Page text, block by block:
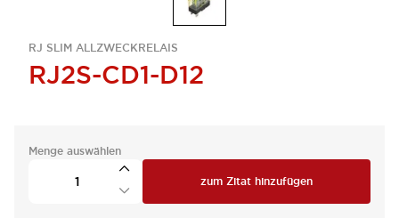
RJ SLIM ALLZWECKRELAIS
RJ2S-CD1-D12
Menge auswählen
zum Zitat hinzufügen